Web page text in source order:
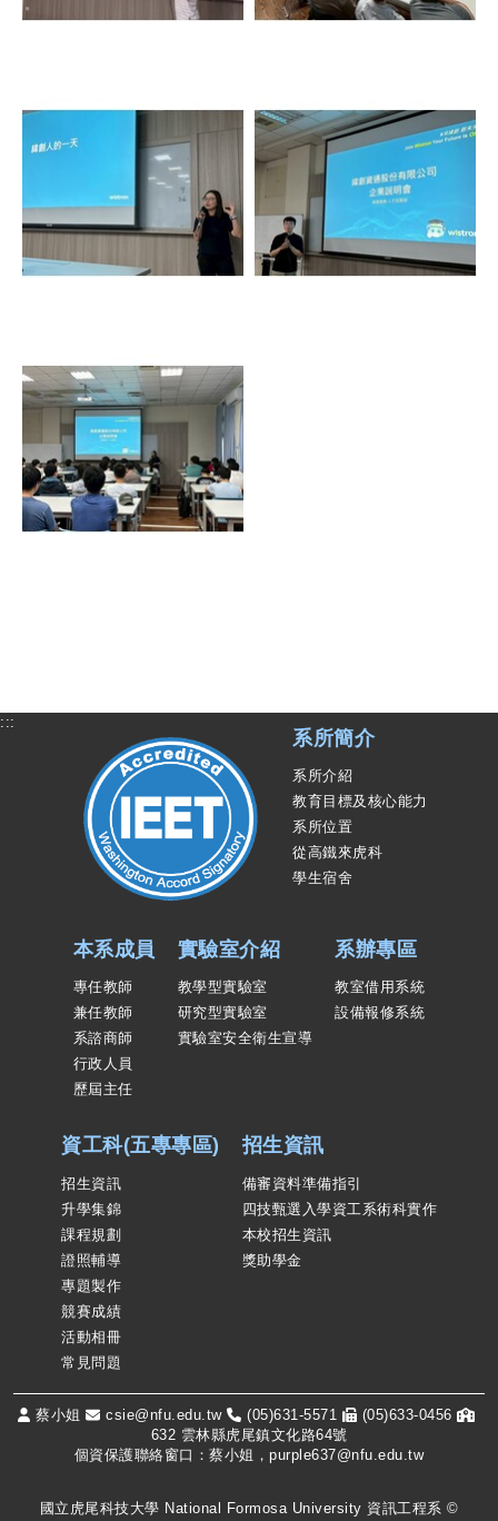
:::
系所簡介
系所介紹
教育目標及核心能力
系所位置
從高鐵來虎科
學生宿舍
本系成員
專任教師
兼任教師
系諮商師
行政人員
歷屆主任
實驗室介紹
教學型實驗室
研究型實驗室
實驗室安全衛生宣導
系辦專區
教室借用系統
設備報修系統
資工科(五專專區)
招生資訊
升學集錦
課程規劃
證照輔導
專題製作
競賽成績
活動相冊
常見問題
招生資訊
備審資料準備指引
四技甄選入學資工系術科實作
本校招生資訊
獎助學金
蔡小姐 csie@nfu.edu.tw (05)631-5571
(05)633-0456
632 雲林縣虎尾鎮文化路64號
個資保護聯絡窗口：蔡小姐，purple637@nfu.edu.tw
國立虎尾科技大學 National Formosa University 資訊工程系 ©